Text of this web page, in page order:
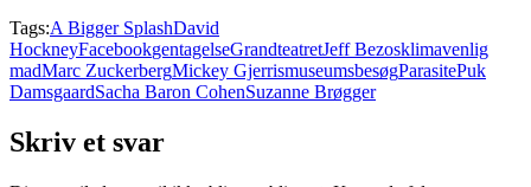
Tags:A Bigger SplashDavid
HockneyFacebookgentagelseGrandteatretJeff Bezosklimavenlig
madMarc ZuckerbergMickey GjerrismuseumsbesøgParasitePuk
DamsgaardSacha Baron CohenSuzanne Brøgger
Skriv et svar